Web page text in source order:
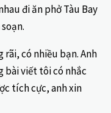
đi ăn phở Tàu Bay
rãi, có nhiều bạn. Anh
bài viết tôi có nhắc
tích cực, anh xin